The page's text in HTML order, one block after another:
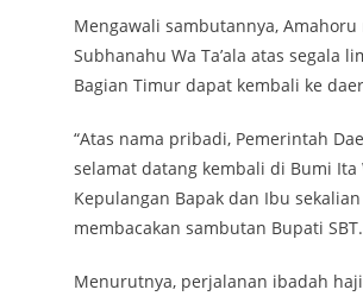
Mengawali sambutannya,
Subhanahu Wa Ta’ala atas segala
Bagian Timur dapat kembali ke
“Atas nama pribadi, Pemerintah
selamat datang kembali di Bumi
Kepulangan Bapak dan Ibu
membacakan sambutan Bupati SBT.
Menurutnya, perjalanan ibadah